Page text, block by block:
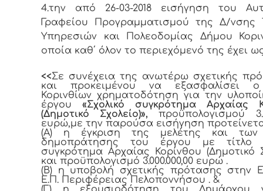
4.την από 26-03-2018 εισήγηση του
Γραφείου Προγραμματισμού της Δ/νσης
Υπηρεσιών και Πολεοδομίας Δήμου
οποία καθ΄ όλον το περιεχόμενό της έχει
<<Σε συνέχεια της ανωτέρω σχετικής
και προκειμένου να εξασφαλίσει
Κορινθίων χρηματοδότηση για την
έργου «Σχολικό συγκρότημα Αρχαίας
(Δημοτικό Σχολείο)»,προϋπολογισμού
ευρώ,με την παρούσα εισήγηση
(Α) η έγκριση της μελέτης και των
δημοπράτησης του έργου με τίτλο
συγκρότημα Αρχαίας Κορίνθου (Δημοτικό
και προϋπολογισμό 3.000.000,00 ευρώ .
(Β) η υποβολή σχετικής πρότασης στην
Ε.Π. Περιφέρειας Πελοποννήσου . &